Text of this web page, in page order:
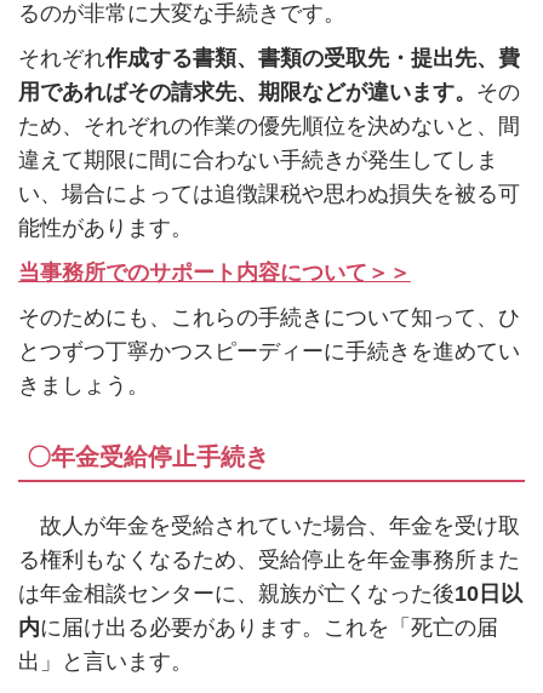
るのが非常に大変な手続きです。
それぞれ作成する書類、書類の受取先・提出先、費
用であればその請求先、期限などが違います。 その
ため、それぞれの作業の優先順位を決めないと、間
違えて期限に間に合わない手続きが発生してしま
い、場合によっては追徴課税や思わぬ損失を被る可
能性があります。
当事務所でのサポート内容について＞＞
そのためにも、これらの手続きについて知って、ひ
とつずつ丁寧かつスピーディーに手続きを進めてい
きましょう。
〇年金受給停止手続き
故人が年金を受給されていた場合、年金を受け取
る権利もなくなるため、受給停止を年金事務所また
は年金相談センターに、親族が亡くなった後10日以
内に届け出る必要があります。これを「死亡の届
出」と言います。